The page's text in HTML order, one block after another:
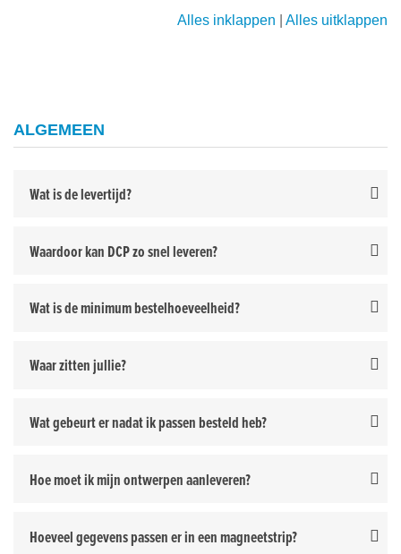
Alles inklappen Alles uitklappen
ALGEMEEN
Wat is de levertijd?
Waardoor kan DCP zo snel leveren?
Wat is de minimum bestelhoeveelheid?
Waar zitten jullie?
Wat gebeurt er nadat ik passen besteld heb?
Hoe moet ik mijn ontwerpen aanleveren?
Hoeveel gegevens passen er in een magneetstrip?